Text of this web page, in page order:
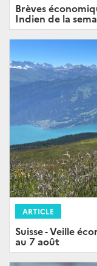
Brèves
Indien de la
ARTICLE
Suisse - Veille
au 7 août